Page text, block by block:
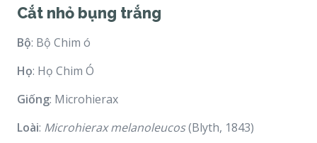
Cắt nhỏ bụng trắng
Bộ: Bộ Chim ó
Họ: Họ Chim Ó
Giống: Microhierax
Loài: Microhierax melanoleucos(Blyth, 1843)